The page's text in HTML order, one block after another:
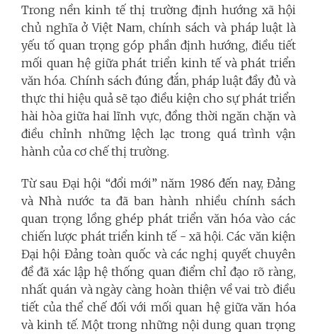
Trong nền kinh tế thị trường định hướng xã hội
chủ nghĩa ở Việt Nam, chính sách và pháp luật là
yếu tố quan trọng góp phần định hướng, điều tiết
mối quan hệ giữa phát triển kinh tế và phát triển
văn hóa. Chính sách đúng đắn, pháp luật đầy đủ và
thực thi hiệu quả sẽ tạo điều kiện cho sự phát triển
hài hòa giữa hai lĩnh vực, đồng thời ngăn chặn và
điều chỉnh những lệch lạc trong quá trình vận
hành của cơ chế thị trường.
Từ sau Đại hội “đổi mới” năm 1986 đến nay, Đảng
và Nhà nước ta đã ban hành nhiều chính sách
quan trọng lồng ghép phát triển văn hóa vào các
chiến lược phát triển kinh tế - xã hội. Các văn kiện
Đại hội Đảng toàn quốc và các nghị quyết chuyên
đề đã xác lập hệ thống quan điểm chỉ đạo rõ ràng,
nhất quán và ngày càng hoàn thiện về vai trò điều
tiết của thể chế đối với mối quan hệ giữa văn hóa
và kinh tế. Một trong những nội dung quan trọng